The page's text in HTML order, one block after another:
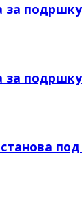
за
за